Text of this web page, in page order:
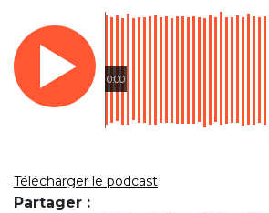
0:00
Télécharger le podcast
Partager :